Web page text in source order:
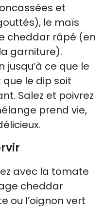
et
le maïs
cheddar râpé (en
garniture).
jusqu’à ce que le
le dip soit
Salez et poivrez
prend vie,
avec la tomate
cheddar
ou l’oignon vert